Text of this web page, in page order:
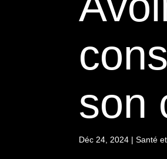
son
Déc 24, 2024 |Santé